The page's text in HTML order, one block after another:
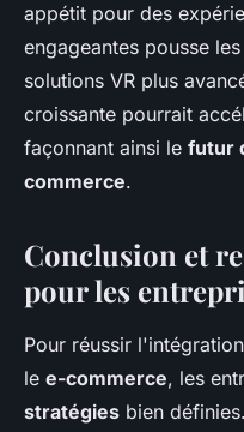
appétit pour des
engageantes pousse
solutions VR plus
croissante pourrait
façonnant ainsi le futur
commerce.
Conclusion et
pour les
Pour réussir
le e-commerce, les
stratégies bien